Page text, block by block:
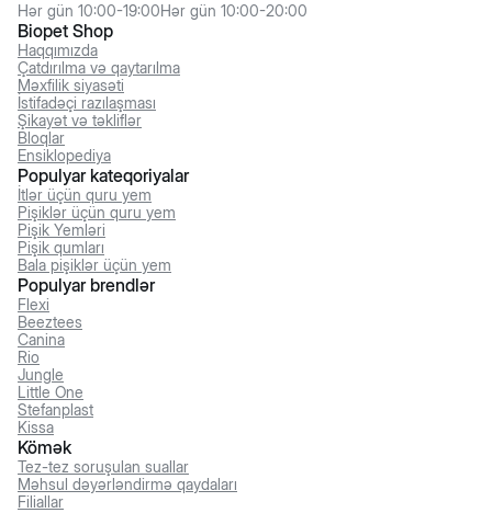
Biopet Shop
Haqqımızda
Çatdırılma və qaytarılma
Məxfilik siyasəti
İstifadəçi razılaşması
Şikayət və təkliflər
Bloqlar
Ensiklopediya
Hər gün 10:00-19:00Hər gün 10:00-20:00
Populyar kateqoriyalar
İtlər üçün quru yem
Pişiklər üçün quru yem
Pişik Yemləri
Pişik qumları
Bala pişiklər üçün yem
Populyar brendlər
Flexi
Beeztees
Canina
Rio
Jungle
Little One
Stefanplast
Kissa
Kömək
Tez-tez soruşulan suallar
Məhsul dəyərləndirmə qaydaları
Filiallar